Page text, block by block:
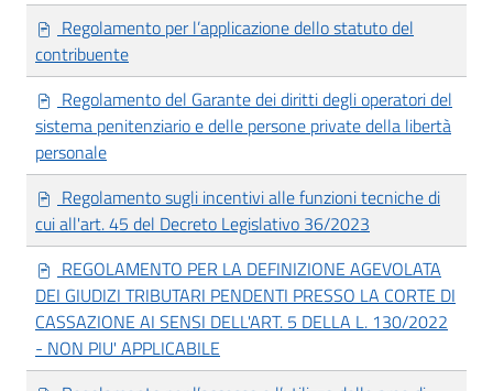
Regolamento per l’applicazione dello statuto del
contribuente
Regolamento del Garante dei diritti degli operatori del
sistema penitenziario e delle persone private della libertà
personale
Regolamento sugli incentivi alle funzioni tecniche di
cui all'art. 45 del Decreto Legislativo 36/2023
REGOLAMENTO PER LA DEFINIZIONE AGEVOLATA
DEI GIUDIZI TRIBUTARI PENDENTI PRESSO LA CORTE DI
CASSAZIONE AI SENSI DELL'ART. 5 DELLA L. 130/2022
- NON PIU' APPLICABILE